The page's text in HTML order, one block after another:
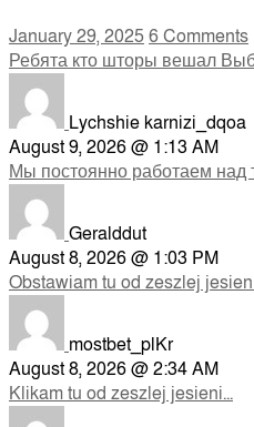
January 29, 20256 Comments
Ребята кто шторы вешал
Lychshie karnizi_dqoa
August 9, 2026 @ 1:13 AM
Мы постоянно работаем над
Geralddut
August 8, 2026 @ 1:03 PM
Obstawiam tu od zeszlej
mostbet_plKr
August 8, 2026 @ 2:34 AM
Klikam tu od zeszlej jesieni...